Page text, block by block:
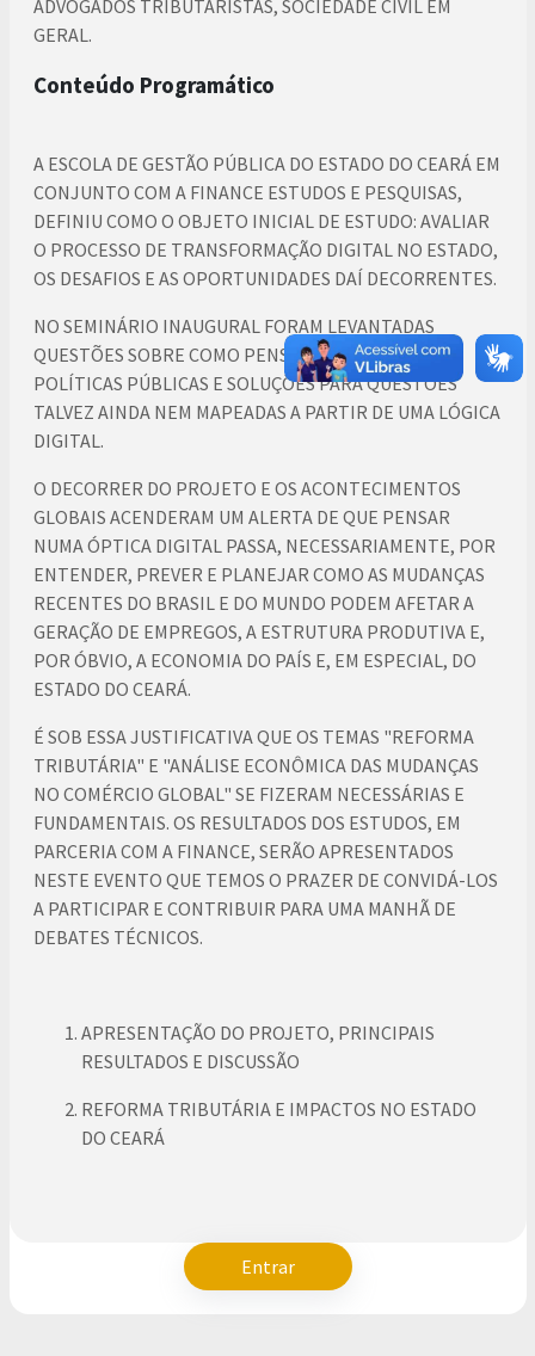
ADVOGADOS TRIBUTARISTAS, SOCIEDADE CIVIL EM
GERAL.
Conteúdo Programático
A ESCOLA DE GESTÃO PÚBLICA DO ESTADO DO CEARÁ EM
CONJUNTO COM A FINANCE ESTUDOS E PESQUISAS,
DEFINIU COMO O OBJETO INICIAL DE ESTUDO: AVALIAR
O PROCESSO DE TRANSFORMAÇÃO DIGITAL NO ESTADO,
OS DESAFIOS E AS OPORTUNIDADES DAÍ DECORRENTES.
NO SEMINÁRIO INAUGURAL FORAM LEVANTADAS
QUESTÕES SOBRE COMO PENSAR A OFERTA DE
POLÍTICAS PÚBLICAS E SOLUÇÕES PARA QUESTÕES
TALVEZ AINDA NEM MAPEADAS A PARTIR DE UMA LÓGICA
DIGITAL.
O DECORRER DO PROJETO E OS ACONTECIMENTOS
GLOBAIS ACENDERAM UM ALERTA DE QUE PENSAR
NUMA ÓPTICA DIGITAL PASSA, NECESSARIAMENTE, POR
ENTENDER, PREVER E PLANEJAR COMO AS MUDANÇAS
RECENTES DO BRASIL E DO MUNDO PODEM AFETAR A
GERAÇÃO DE EMPREGOS, A ESTRUTURA PRODUTIVA E,
POR ÓBVIO, A ECONOMIA DO PAÍS E, EM ESPECIAL, DO
ESTADO DO CEARÁ.
É SOB ESSA JUSTIFICATIVA QUE OS TEMAS "REFORMA
TRIBUTÁRIA" E "ANÁLISE ECONÔMICA DAS MUDANÇAS
NO COMÉRCIO GLOBAL" SE FIZERAM NECESSÁRIAS E
FUNDAMENTAIS. OS RESULTADOS DOS ESTUDOS, EM
PARCERIA COM A FINANCE, SERÃO APRESENTADOS
NESTE EVENTO QUE TEMOS O PRAZER DE CONVIDÁ-LOS
A PARTICIPAR E CONTRIBUIR PARA UMA MANHÃ DE
DEBATES TÉCNICOS.
APRESENTAÇÃO DO PROJETO, PRINCIPAIS
RESULTADOS E DISCUSSÃO
REFORMA TRIBUTÁRIA E IMPACTOS NO ESTADO
DO CEARÁ
Entrar